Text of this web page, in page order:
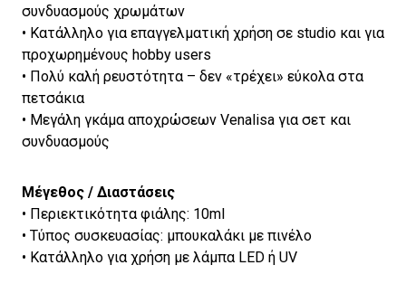
συνδυασμούς χρωμάτων
• Κατάλληλο για επαγγελματική χρήση σε studio και για
προχωρημένους hobby users
• Πολύ καλή ρευστότητα – δεν «τρέχει» εύκολα στα
πετσάκια
• Μεγάλη γκάμα αποχρώσεων Venalisa για σετ και
συνδυασμούς
Μέγεθος / Διαστάσεις
• Περιεκτικότητα φιάλης: 10ml
• Τύπος συσκευασίας: μπουκαλάκι με πινέλο
• Κατάλληλο για χρήση με λάμπα LED ή UV